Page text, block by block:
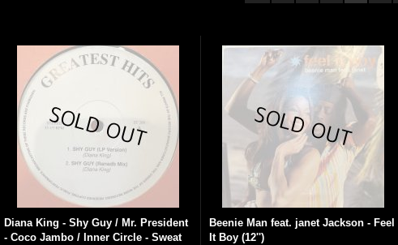
Diana King - Shy Guy / Mr. President
- Coco Jambo / Inner Circle - Sweat
Beenie Man feat. janet Jackson - Feel
It Boy (12'')